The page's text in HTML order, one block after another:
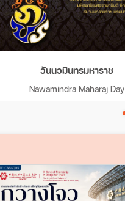
วันนวมินทรมหาราช
Nawamindra Maharaj Day